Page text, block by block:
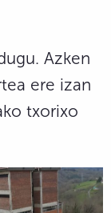
Azken
ere izan
txorixo